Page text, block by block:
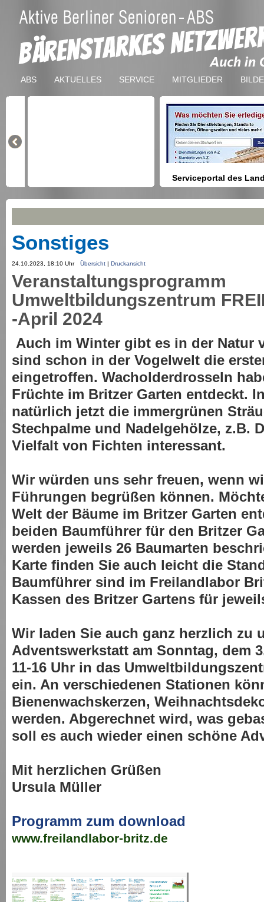
ABS AKTUELLES SERVICE MITGLIEDER
Serviceportal des
Berlin
Anmeldung bei Ämtern usw.
Sonstiges
24.10.2023, 18:10 Uhr Übersicht | Druckansicht
Veranstaltungsprogramm
Umweltbildungszentrum
-April 2024
Auch im Winter gibt es in der Natur
sind schon in der Vogelwelt die
eingetroffen. Wacholderdrosseln
Früchte im Britzer Garten entdeckt.
natürlich jetzt die immergrünen
Stechpalme und Nadelgehölze, z.B.
Vielfalt von Fichten interessant.
Wir würden uns sehr freuen, wenn
Führungen begrüßen können.
Welt der Bäume im Britzer Garten
beiden Baumführer für den Britzer
werden jeweils 26 Baumarten
Karte finden Sie auch leicht die
Baumführer sind im Freilandlabor
Kassen des Britzer Gartens für
Wir laden Sie auch ganz herzlich zu
Adventswerkstatt am Sonntag, dem
11-16 Uhr in das
ein. An verschiedenen Stationen
Bienenwachskerzen,
werden. Abgerechnet wird, was
soll es auch wieder einen schöne
Mit herzlichen Grüßen
Ursula Müller
Programm zum download
www.freilandlabor-britz.de